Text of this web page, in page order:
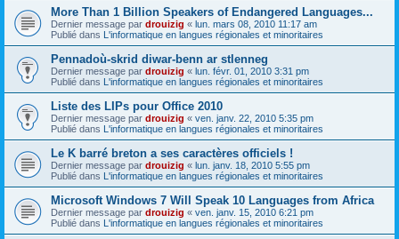
More Than 1 Billion Speakers of Endangered Languages...
Dernier message par drouizig « lun. mars 08, 2010 11:17 am
Publié dans L'informatique en langues régionales et minoritaires
Pennadoù-skrid diwar-benn ar stlenneg
Dernier message par drouizig « lun. févr. 01, 2010 3:31 pm
Publié dans L'informatique en langues régionales et minoritaires
Liste des LIPs pour Office 2010
Dernier message par drouizig « ven. janv. 22, 2010 5:35 pm
Publié dans L'informatique en langues régionales et minoritaires
Le K barré breton a ses caractères officiels !
Dernier message par drouizig « lun. janv. 18, 2010 5:55 pm
Publié dans L'informatique en langues régionales et minoritaires
Microsoft Windows 7 Will Speak 10 Languages from Africa
Dernier message par drouizig « ven. janv. 15, 2010 6:21 pm
Publié dans L'informatique en langues régionales et minoritaires